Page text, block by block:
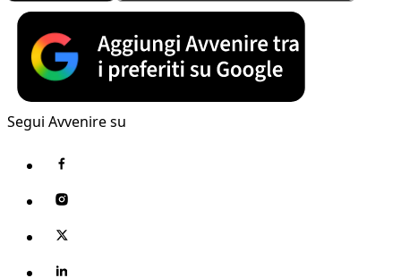
Segui Avvenire su